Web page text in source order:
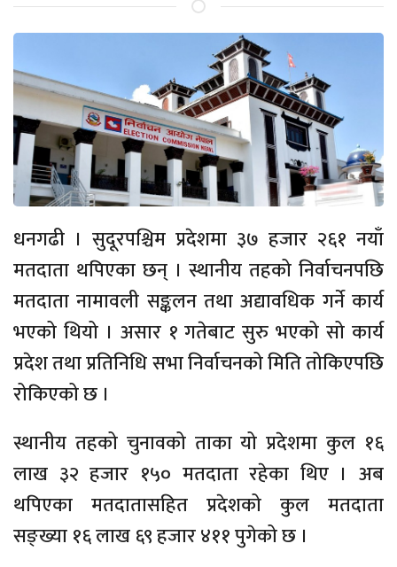
धनगढी । सुदूरपश्चिम प्रदेशमा ३७ हजार २६१ नयाँ
मतदाता थपिएका छन् । स्थानीय तहको निर्वाचनपछि
मतदाता नामावली सङ्कलन तथा अद्यावधिक गर्ने कार्य
भएको थियो । असार १ गतेबाट सुरु भएको सो कार्य
प्रदेश तथा प्रतिनिधि सभा निर्वाचनको मिति तोकिएपछि
रोकिएको छ ।
स्थानीय तहको चुनावको ताका यो प्रदेशमा कुल १६
लाख ३२ हजार १५० मतदाता रहेका थिए । अब
थपिएका मतदातासहित प्रदेशको कुल मतदाता
सङ्ख्या १६ लाख ६९ हजार ४११ पुगेको छ ।